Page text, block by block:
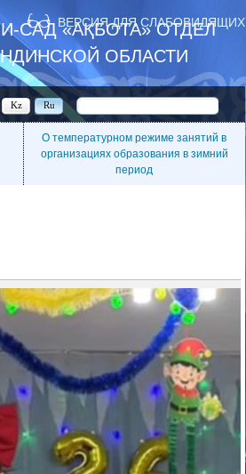
САД «АҚБОТА» ОТДЕЛ
ОБЛАСТИ
ВЕРСИЯ ДЛЯ СЛАБОВИДЯЩИХ
Ru
Kz
О температурном режиме занятий в
организациях образования в зимний
период